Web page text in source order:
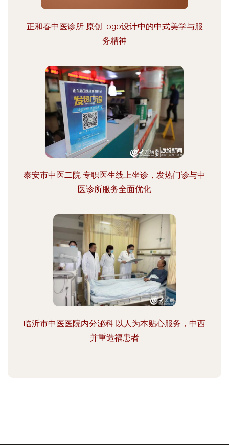
正和春中医诊所 原创Logo设计中的中式美学与服
务精神
泰安市中医二院 专职医生线上坐诊，发热门诊与中
医诊所服务全面优化
临沂市中医医院内分泌科 以人为本贴心服务，中西
并重造福患者